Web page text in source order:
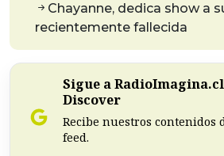
Chayanne, dedica show a
recientemente fallecida
Sigue a
Discover
Recibe nuestros contenidos
feed.